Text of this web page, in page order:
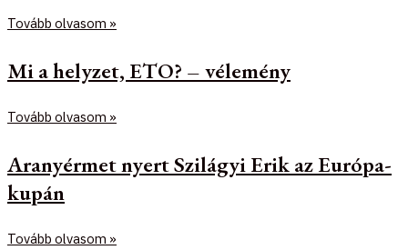
Tovább olvasom »
Mi a helyzet, ETO? – vélemény
Tovább olvasom »
Aranyérmet nyert Szilágyi Erik az Európa-
kupán
Tovább olvasom »